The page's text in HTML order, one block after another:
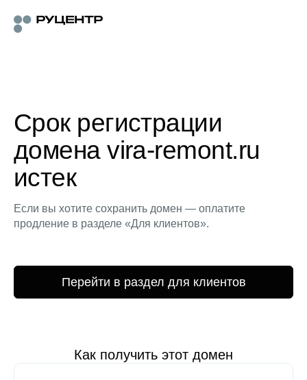
Срок регистрации
домена vira-remont.ru
истек
Если вы хотите сохранить домен — оплатите
продление в разделе «Для клиентов».
Перейти в раздел для клиентов
Как получить этот домен